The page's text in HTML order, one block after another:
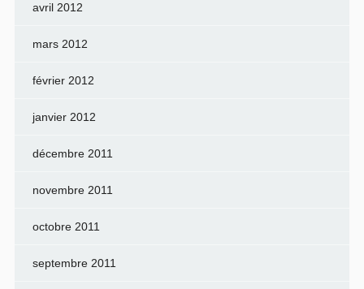
avril 2012
mars 2012
février 2012
janvier 2012
décembre 2011
novembre 2011
octobre 2011
septembre 2011